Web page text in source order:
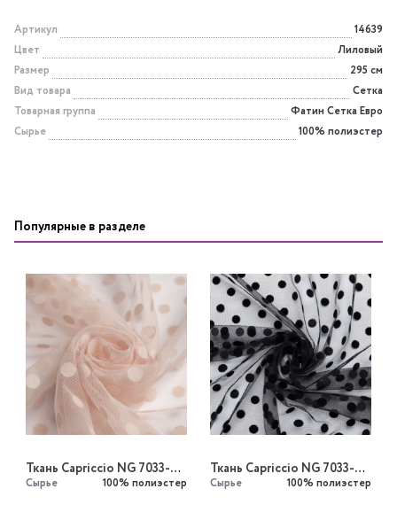
Артикул
14639
Цвет
Лиловый
Размер
295 см
Вид товара
Сетка
Товарная группа
Фатин Сетка Евро
Сырье
100% полиэстер
Популярные в разделе
Ткань Capriccio NG 7033-05/148 50gr Set Fatin G
Сырье 100% полиэстер
Ткань Capriccio NG 7033-01/148 50gr Set Fatin G
Сырье 100% полиэстер